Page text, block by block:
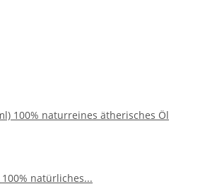
100% naturreines ätherisches Öl